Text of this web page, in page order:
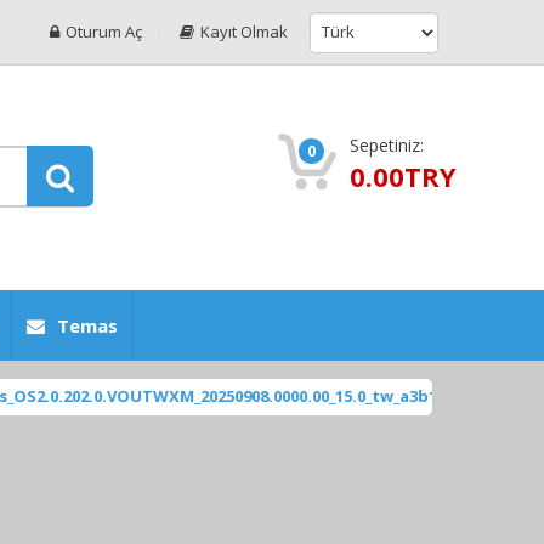
Oturum Aç Kayıt Olmak
0 Sepetiniz:
0.00TRY
Temas